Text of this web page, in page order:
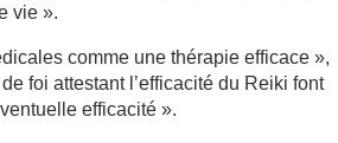
vie ».
comme une thérapie efficace »,
foi attestant l’efficacité du Reiki font
efficacité ».